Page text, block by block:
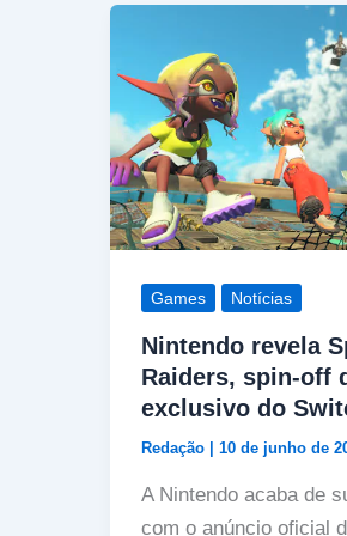
Games Notícias
Nintendo revela
Raiders, spin-off
exclusivo do
Redação 10 de junho de
A Nintendo acaba de
com o anúncio oficial